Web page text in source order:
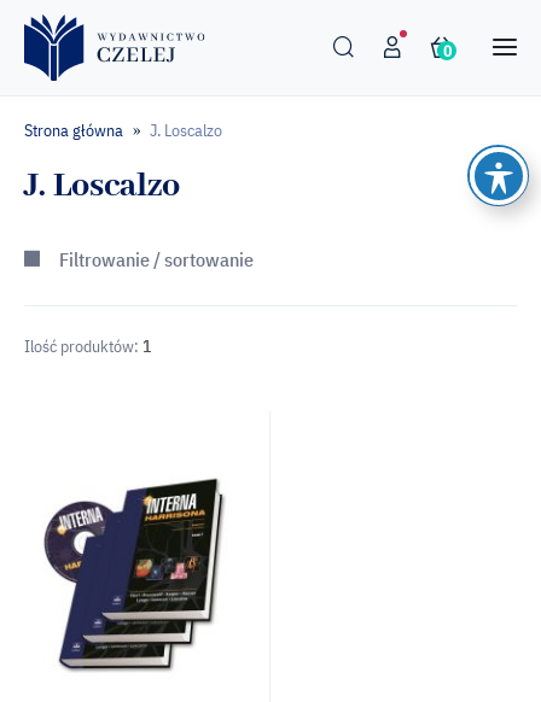
0
Strona główna » J. Loscalzo
J. Loscalzo
Filtrowanie / sortowanie
Ilość produktów: 1